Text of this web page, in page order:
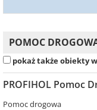
POMOC
pokaż także obiekty
PROFIHOL Pomoc
Pomoc drogowa